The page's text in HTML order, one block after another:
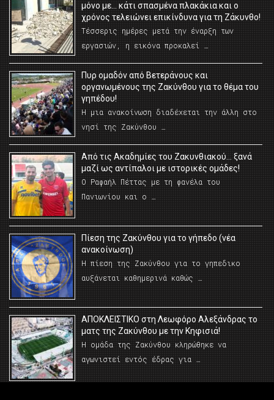
μόνο με… κάτι σπασμένα πλακάκια και ο
χρόνος τελειώνει επικίνδυνα για τη Ζάκυνθο!
Τέσσερις ημέρες μετά την έναρξη των
εργασιών, η εικόνα προκαλεί …
Πυρ ομαδόν από Βετεράνους και
οργανωμένους της Ζακύνθου για το θέμα του
γηπέδου!
Η μια ανακοίνωση διαδέχεται την άλλη στο
νησί της Ζακύνθου …
Από τις Ακαδημίες του Ζακυνθιακού… ξανά
μαζί ως αντίπαλοι με ιστορικές ομάδες!
Ο Ραφαήλ Πέττας με τη φανέλα του
Πανιωνίου και ο …
Πίεση της Ζακύνθου για το γήπεδο (νέα
ανακοίνωση)
Η πίεση της Ζακύνθου για το γηπεδικο
αυξάνεται καθημερινά καθώς …
AΠΟΚΛΕΙΣΤΙΚΟ στη Λεωφόρο Αλεξάνδρας το
ματς της Ζακύνθου με την Κηφισιά!
Η ομάδα της Ζακύνθου κληρώθηκε να
αγωνιστεί εντός έδρας για …